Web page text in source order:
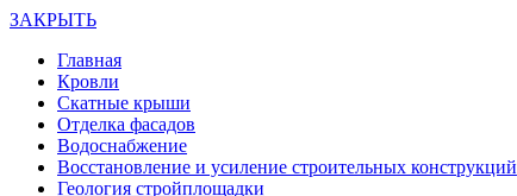
ЗАКРЫТЬ
Главная
Кровли
Скатные крыши
Отделка фасадов
Водоснабжение
Восстановление и усиление строительных конструкций
Геология стройплощадки